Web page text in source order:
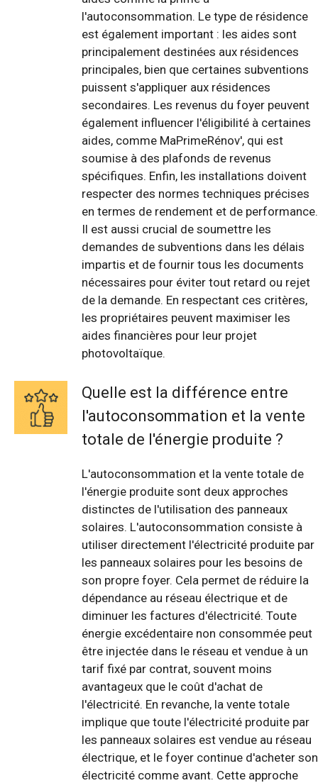
l'autoconsommation. Le type de résidence
est également important : les aides sont
principalement destinées aux résidences
principales, bien que certaines subventions
puissent s'appliquer aux résidences
secondaires. Les revenus du foyer peuvent
également influencer l'éligibilité à certaines
aides, comme MaPrimeRénov', qui est
soumise à des plafonds de revenus
spécifiques. Enfin, les installations doivent
respecter des normes techniques précises
en termes de rendement et de performance.
Il est aussi crucial de soumettre les
demandes de subventions dans les délais
impartis et de fournir tous les documents
nécessaires pour éviter tout retard ou rejet
de la demande. En respectant ces critères,
les propriétaires peuvent maximiser les
aides financières pour leur projet
photovoltaïque.
Quelle est la différence entre
l'autoconsommation et la vente
totale de l'énergie produite ?
L'autoconsommation et la vente totale de
l'énergie produite sont deux approches
distinctes de l'utilisation des panneaux
solaires. L'autoconsommation consiste à
utiliser directement l'électricité produite par
les panneaux solaires pour les besoins de
son propre foyer. Cela permet de réduire la
dépendance au réseau électrique et de
diminuer les factures d'électricité. Toute
énergie excédentaire non consommée peut
être injectée dans le réseau et vendue à un
tarif fixé par contrat, souvent moins
avantageux que le coût d'achat de
l'électricité. En revanche, la vente totale
implique que toute l'électricité produite par
les panneaux solaires est vendue au réseau
électrique, et le foyer continue d'acheter son
électricité comme avant. Cette approche